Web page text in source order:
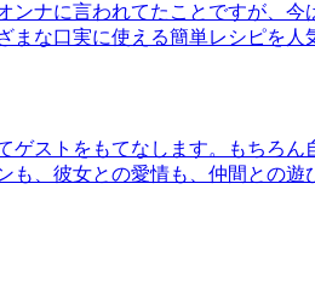
ンナに言われてたことですが、
な口実に使える簡単レシピを人
ストをもてなします。もちろ
、彼女との愛情も、仲間との